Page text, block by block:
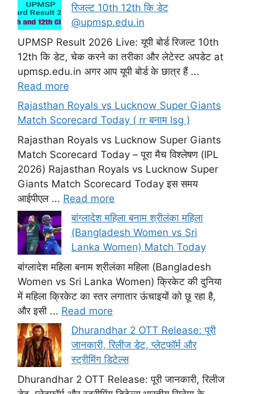
रिजल्ट 10th 12th कि डेट
@upmsp.edu.in
UPMSP Result 2026 Live: यूपी बोर्ड रिजल्ट 10th
12th कि डेट, चेक करने का तरीका और लेटेस्ट अपडेट at
upmsp.edu.in अगर आप यूपी बोर्ड के छात्र हैं ...
Read more
Rajasthan Royals vs Lucknow Super Giants
Match Scorecard Today ( rr बनाम lsg )
Rajasthan Royals vs Lucknow Super Giants
Match Scorecard Today – पूरा मैच विश्लेषण (IPL
2026) Rajasthan Royals vs Lucknow Super
Giants Match Scorecard Today इस समय
आईपीएल ... Read more
बांग्लादेश महिला बनाम श्रीलंका महिला
(Bangladesh Women vs Sri
Lanka Women) Match Today
बांग्लादेश महिला बनाम श्रीलंका महिला (Bangladesh
Women vs Sri Lanka Women) क्रिकेट की दुनिया
में महिला क्रिकेट का स्तर लगातार ऊंचाइयों को छू रहा है,
और इसी ... Read more
Dhurandhar 2 OTT Release: पूरी
जानकारी, रिलीज डेट, प्लेटफॉर्म और
स्ट्रीमिंग डिटेल्स
Dhurandhar 2 OTT Release: पूरी जानकारी, रिलीज